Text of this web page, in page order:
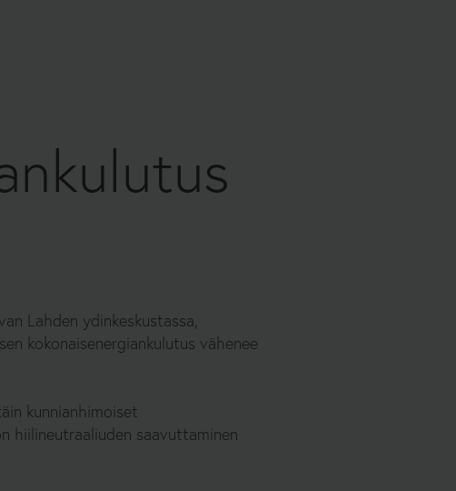
Lahden ydinkeskustassa,
kokonaisenergiankulutus vähenee
kunnianhimoiset
hiilineutraaliuden saavuttaminen